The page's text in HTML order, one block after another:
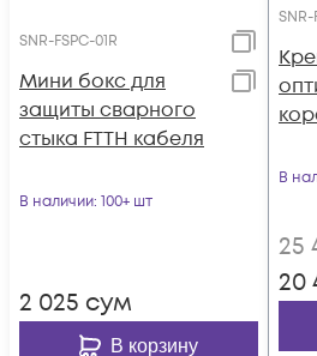
SNR-FSPC-01R
Мини бокс для
защиты сварного
стыка FTTH кабеля
В наличии: 100+ шт
2 025 сум
В корзину
SNR-
В
25
20